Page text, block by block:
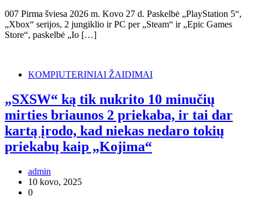
007 Pirma šviesa 2026 m. Kovo 27 d. Paskelbė „PlayStation 5“,
„Xbox“ serijos, 2 jungiklio ir PC per „Steam“ ir „Epic Games
Store“, paskelbė „Io […]
KOMPIUTERINIAI ŽAIDIMAI
„SXSW“ ką tik nukrito 10 minučių
mirties briaunos 2 priekaba, ir tai dar
kartą įrodo, kad niekas nedaro tokių
priekabų kaip „Kojima“
admin
10 kovo, 2025
0